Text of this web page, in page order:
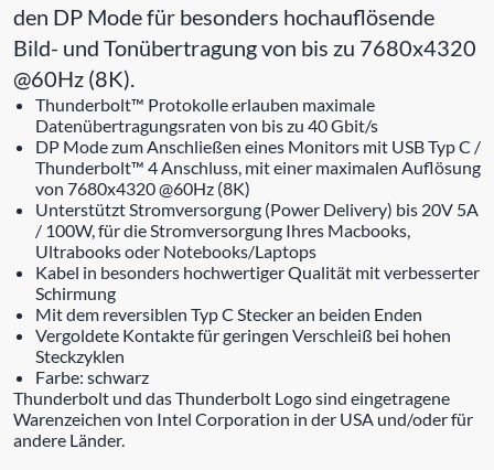
den DP Mode für besonders hochauflösende
Bild- und Tonübertragung von bis zu 7680x4320
@60Hz (8K).
Thunderbolt™ Protokolle erlauben maximale
Datenübertragungsraten von bis zu 40 Gbit/s
DP Mode zum Anschließen eines Monitors mit USB Typ C /
Thunderbolt™ 4 Anschluss, mit einer maximalen Auflösung
von 7680x4320 @60Hz (8K)
Unterstützt Stromversorgung (Power Delivery) bis 20V 5A
/ 100W, für die Stromversorgung Ihres Macbooks,
Ultrabooks oder Notebooks/Laptops
Kabel in besonders hochwertiger Qualität mit verbesserter
Schirmung
Mit dem reversiblen Typ C Stecker an beiden Enden
Vergoldete Kontakte für geringen Verschleiß bei hohen
Steckzyklen
Farbe: schwarz
Thunderbolt und das Thunderbolt Logo sind eingetragene
Warenzeichen von Intel Corporation in der USA und/oder für
andere Länder.